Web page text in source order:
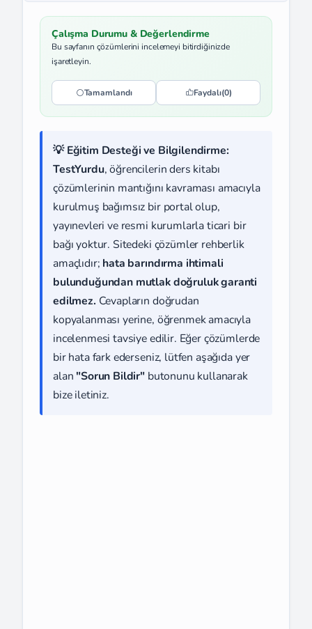
Çalışma Durumu & Değerlendirme
Bu sayfanın çözümlerini incelemeyi bitirdiğinizde
işaretleyin.
Tamamlandı Faydalı(0)
💡 Eğitim Desteği ve Bilgilendirme:
TestYurdu, öğrencilerin ders kitabı
çözümlerinin mantığını kavraması amacıyla
kurulmuş bağımsız bir portal olup,
yayınevleri ve resmi kurumlarla ticari bir
bağı yoktur. Sitedeki çözümler rehberlik
amaçlıdır; hata barındırma ihtimali
bulunduğundan mutlak doğruluk garanti
edilmez. Cevapların doğrudan
kopyalanması yerine, öğrenmek amacıyla
incelenmesi tavsiye edilir. Eğer çözümlerde
bir hata fark ederseniz, lütfen aşağıda yer
alan "Sorun Bildir" butonunu kullanarak
bize iletiniz.